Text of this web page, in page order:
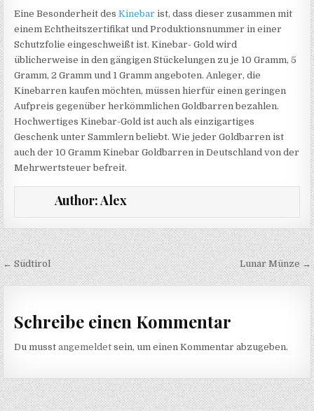
Eine Besonderheit desKinebar ist, dass dieser zusammen mit
einem Echtheitszertifikat und Produktionsnummer in einer
Schutzfolie eingeschweißt ist. Kinebar- Gold wird
üblicherweise in den gängigen Stückelungen zu je 10 Gramm, 5
Gramm, 2 Gramm und 1 Gramm angeboten. Anleger, die
Kinebarren kaufen möchten, müssen hierfür einen geringen
Aufpreis gegenüber herkömmlichen Goldbarren bezahlen.
Hochwertiges Kinebar-Gold ist auch als einzigartiges
Geschenk unter Sammlern beliebt. Wie jeder Goldbarren ist
auch der 10 Gramm Kinebar Goldbarren in Deutschland von der
Mehrwertsteuer befreit.
Author:Alex
Beitragsnavigation
← Südtirol Lunar Münze →
Schreibe einen Kommentar
Du musstangemeldet sein, um einen Kommentar abzugeben.